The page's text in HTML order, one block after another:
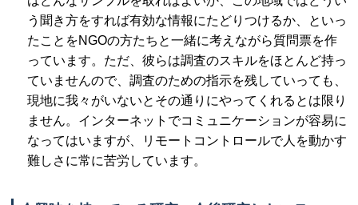
う聞き方をすれば有効な情報にたどりつけるか、といっ
たことをNGOの方たちと一緒に考えながら質問票を作
っています。ただ、彼らは調査のスキルをほとんど持っ
ていませんので、調査のための指示を残していっても、
現地に我々がいないとその通りにやってくれるとは限り
ません。インターネットでコミュニケーションが容易に
なってはいますが、リモートコントロールで人を動かす
難しさに常に苦労しています。